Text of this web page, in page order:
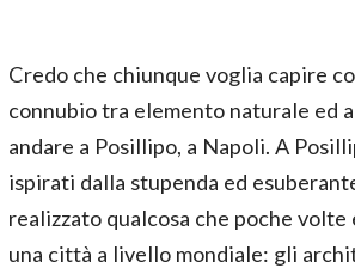
Credo che chiunque voglia capire
connubio tra elemento naturale ed
andare a Posillipo, a Napoli. A
ispirati dalla stupenda ed
realizzato qualcosa che poche volte
una città a livello mondiale: gli